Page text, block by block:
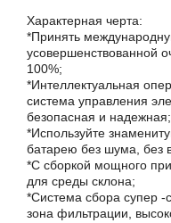
Характерная черта:
*Принять
усовершенствованной
100%;
*Интеллектуальная
система управления
безопасная и надежная;
*Используйте
батарею без шума, без
*С сборкой мощного
для среды склона;
*Система сбора супер
зона фильтрации,